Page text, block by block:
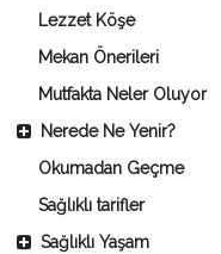
Lezzet Köşe
Mekan Önerileri
Mutfakta Neler Oluyor
Nerede Ne Yenir?
Okumadan Geçme
Sağlıklı tarifler
Sağlıklı Yaşam